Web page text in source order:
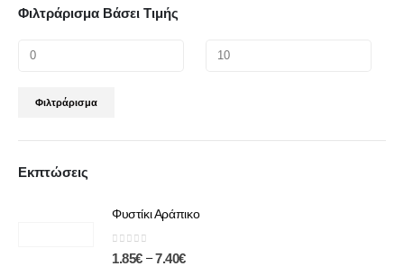
Φιλτράρισμα Βάσει Τιμής
Φιλτράρισμα
Εκπτώσεις
Φυστίκι Αράπικο
0 out of 5
1.85€ – 7.40€